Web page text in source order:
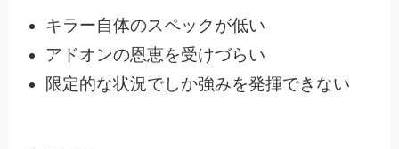
キラー自体のスペックが低い
アドオンの恩恵を受けづらい
限定的な状況でしか強みを発揮できない